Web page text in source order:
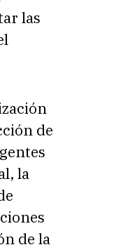
las
de
la
de la